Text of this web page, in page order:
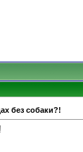
без собаки?!